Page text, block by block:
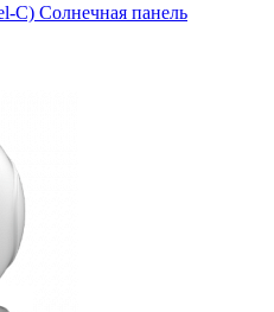
C) Солнечная панель